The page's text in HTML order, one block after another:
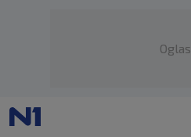
Oglas